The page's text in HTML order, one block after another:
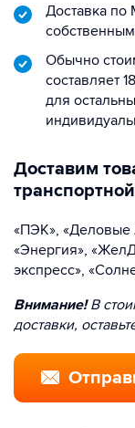
Доставка по
Обычно
составляет
для
Доставим
«ПЭК», «Деловые
«Энергия»,
экспресс»,
Внимание!В
доставки,